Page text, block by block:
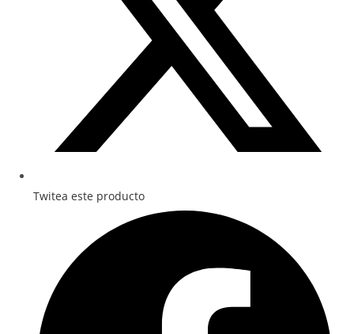
Twitea este producto
ventana
nueva